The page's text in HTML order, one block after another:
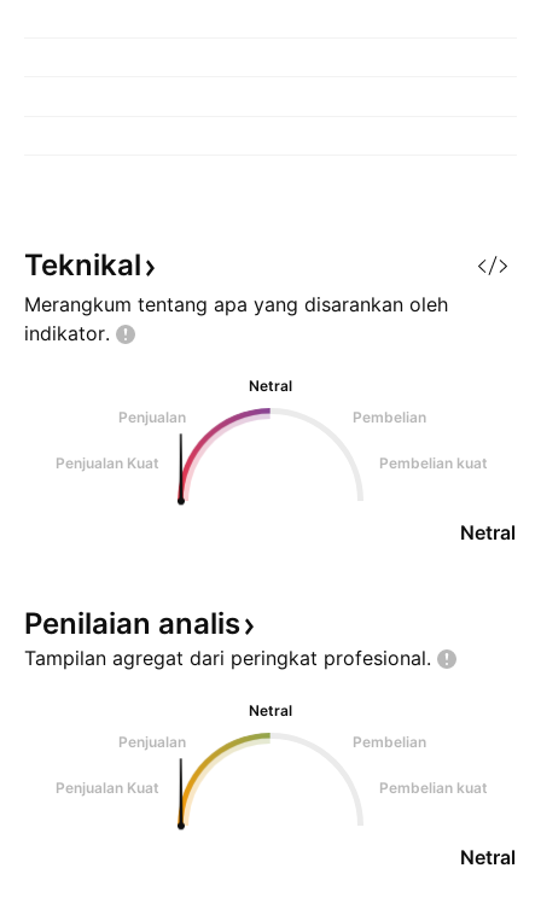
Teknikal
Merangkum tentang apa yang disarankan oleh
indikator.
Netral
Penjualan
Pembelian
Penjualan Kuat Pembelian kuat
Netral
Penilaian analis
Tampilan agregat dari peringkat profesional.
Netral
Penjualan
Pembelian
Penjualan Kuat Pembelian kuat
Netral